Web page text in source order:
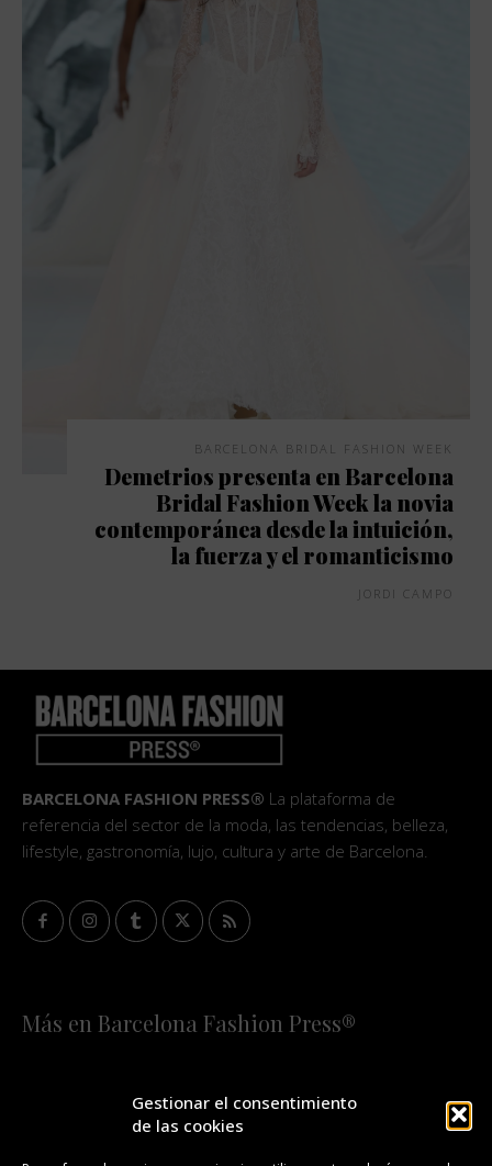
Gestionar el consentimiento
de las cookies
BARCELONA BRIDAL FASHION WEEK
Demetrios presenta en Barcelona
Bridal Fashion Week la novia
contemporánea desde la intuición,
la fuerza y el romanticismo
JORDI CAMPO
BARCELONA FASHION PRESS® La plataforma de
referencia del sector de la moda, las tendencias, belleza,
lifestyle, gastronomía, lujo, cultura y arte de Barcelona.
Más en Barcelona Fashion Press®
¡SUSCRÍBETE A NUESTRA FASHION NEWS!